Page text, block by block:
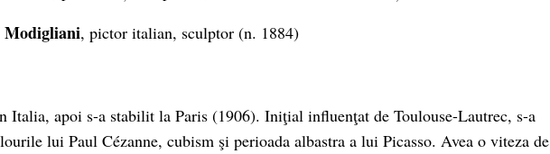
Modigliani, pictor italian, sculptor (n. 1884)
Italia, apoi s-a stabilit la Paris (1906). Iniţial influenţat de Toulouse-Lautrec, s-a
lui Paul Cézanne, cubism şi perioada albastra a lui Picasso. Avea o viteza de